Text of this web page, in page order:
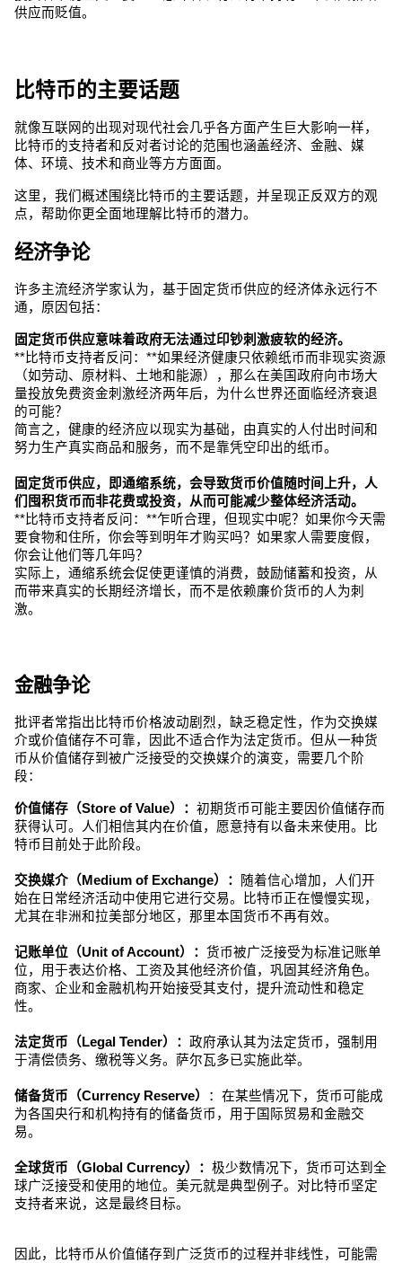
供应而贬值。
比特币的主要话题
就像互联网的出现对现代社会几乎各方面产生巨大影响一样，
比特币的支持者和反对者讨论的范围也涵盖经济、金融、媒
体、环境、技术和商业等方方面面。
这里，我们概述围绕比特币的主要话题，并呈现正反双方的观
点，帮助你更全面地理解比特币的潜力。
经济争论
许多主流经济学家认为，基于固定货币供应的经济体永远行不
通，原因包括：
固定货币供应意味着政府无法通过印钞刺激疲软的经济。
**比特币支持者反问：**如果经济健康只依赖纸币而非现实资源
（如劳动、原材料、土地和能源），那么在美国政府向市场大
量投放免费资金刺激经济两年后，为什么世界还面临经济衰退
的可能？
简言之，健康的经济应以现实为基础，由真实的人付出时间和
努力生产真实商品和服务，而不是靠凭空印出的纸币。
固定货币供应，即通缩系统，会导致货币价值随时间上升，人
们囤积货币而非花费或投资，从而可能减少整体经济活动。
**比特币支持者反问：**乍听合理，但现实中呢？如果你今天需
要食物和住所，你会等到明年才购买吗？如果家人需要度假，
你会让他们等几年吗？
实际上，通缩系统会促使更谨慎的消费，鼓励储蓄和投资，从
而带来真实的长期经济增长，而不是依赖廉价货币的人为刺
激。
金融争论
批评者常指出比特币价格波动剧烈，缺乏稳定性，作为交换媒
介或价值储存不可靠，因此不适合作为法定货币。但从一种货
币从价值储存到被广泛接受的交换媒介的演变，需要几个阶
段：
价值储存（Store of Value）： 初期货币可能主要因价值储存而
获得认可。人们相信其内在价值，愿意持有以备未来使用。比
特币目前处于此阶段。
交换媒介（Medium of Exchange）：
随着信心增加，人们开
始在日常经济活动中使用它进行交易。比特币正在慢慢实现，
尤其在非洲和拉美部分地区，那里本国货币不再有效。
记账单位（Unit of Account）： 货币被广泛接受为标准记账单
位，用于表达价格、工资及其他经济价值，巩固其经济角色。
商家、企业和金融机构开始接受其支付，提升流动性和稳定
性。
法定货币（Legal Tender）： 政府承认其为法定货币，强制用
于清偿债务、缴税等义务。萨尔瓦多已实施此举。
储备货币（Currency Reserve）
：在某些情况下，货币可能成
为各国央行和机构持有的储备货币，用于国际贸易和金融交
易。
全球货币（Global Currency）： 极少数情况下，货币可达到全
球广泛接受和使用的地位。美元就是典型例子。对比特币坚定
支持者来说，这是最终目标。
因此，比特币从价值储存到广泛货币的过程并非线性，可能需